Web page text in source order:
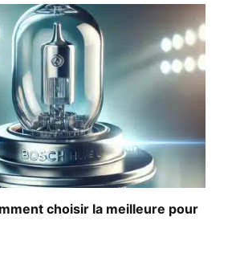
choisir la meilleure pour